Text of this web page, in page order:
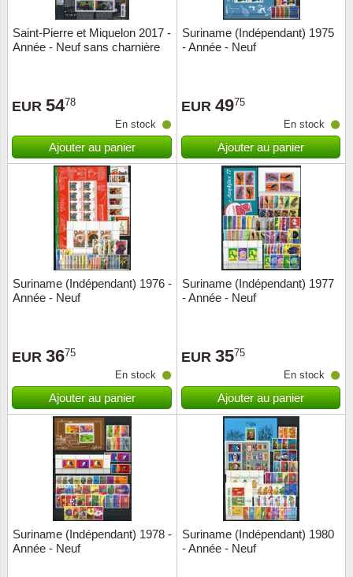
Saint-Pierre et Miquelon 2017 -
Année - Neuf sans charnière
EUR 5478
En stock
Ajouter au panier
Suriname (Indépendant) 1975
- Année - Neuf
EUR 4975
En stock
Ajouter au panier
Suriname (Indépendant) 1976 -
Année - Neuf
EUR 3675
En stock
Ajouter au panier
Suriname (Indépendant) 1977
- Année - Neuf
EUR 3575
En stock
Ajouter au panier
Suriname (Indépendant) 1978 -
Année - Neuf
Suriname (Indépendant) 1980
- Année - Neuf